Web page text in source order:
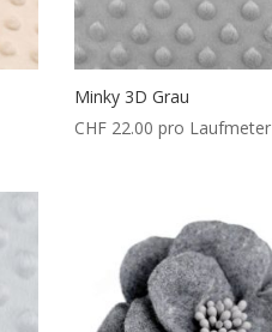
Minky 3D Grau
CHF22.00 pro Laufmeter